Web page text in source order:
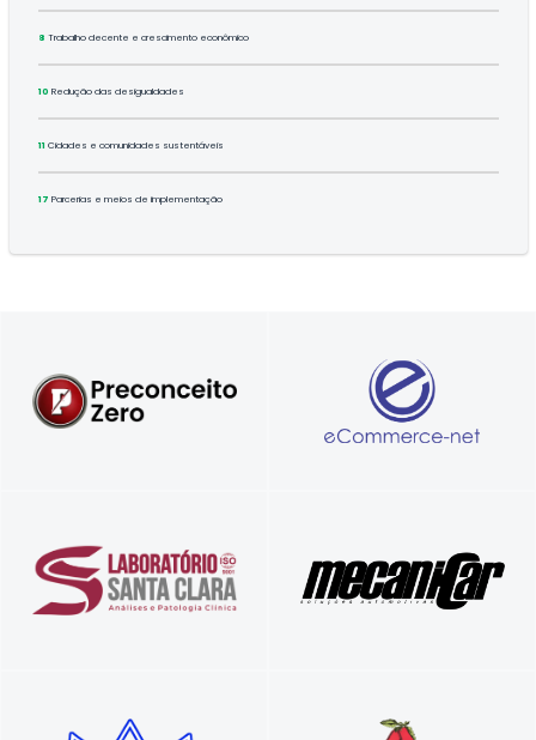
8 Trabalho decente e crescimento econômico
10 Redução das desigualdades
11 Cidades e comunidades sustentáveis
17 Parcerias e meios de implementação
Diferente igual a você!
Sua loja virtual completa, feita por
especialistas.
Referência em resultados confiáveis Soluções Automotivas